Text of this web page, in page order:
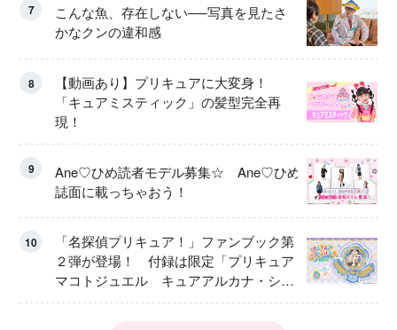
7
こんな魚、存在しない──写真を見たさ
かなクンの違和感
8
【動画あり】プリキュアに大変身！
「キュアミスティック」の髪型完全再
現！
9
Ane♡ひめ読者モデル募集☆ Ane♡ひめ
誌面に載っちゃおう！
10
「名探偵プリキュア！」ファンブック第
２弾が登場！ 付録は限定「プリキュア
マコトジュエル キュアアルカナ・シャ
ドウ アイスver.」 キュアエクレールを